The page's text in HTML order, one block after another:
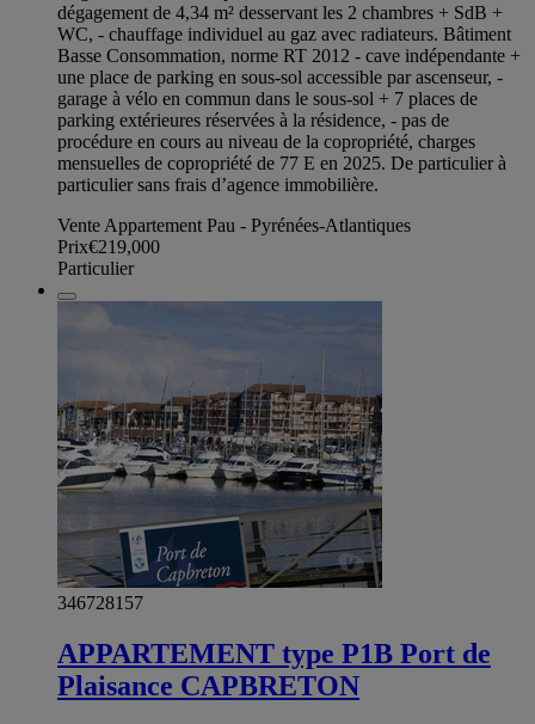
dégagement de 4,34 m² desservant les 2 chambres + SdB +
WC, - chauffage individuel au gaz avec radiateurs. Bâtiment
Basse Consommation, norme RT 2012 - cave indépendante +
une place de parking en sous-sol accessible par ascenseur, -
garage à vélo en commun dans le sous-sol + 7 places de
parking extérieures réservées à la résidence, - pas de
procédure en cours au niveau de la copropriété, charges
mensuelles de copropriété de 77 E en 2025. De particulier à
particulier sans frais d’agence immobilière.
Vente Appartement Pau - Pyrénées-Atlantiques
Prix€219,000
Particulier
346728157
APPARTEMENT type P1B Port de
Plaisance CAPBRETON